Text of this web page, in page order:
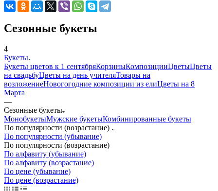
Сезонные букеты
4
Букеты
Букеты цветов к 1 сентябряКорзиныКомпозицииЦветыЦветы
на свадьбуЦветы на день учителяТовары на
возложениеНовогогодние композиции из елиЦветы на 8
Марта
—
Сезонные букеты
МонобукетыМужские букетыКомбинированные букеты
По популярности (возрастание)
По популярности (убывание)
По популярности (возрастание)
По алфавиту (убывание)
По алфавиту (возрастание)
По цене (убывание)
По цене (возрастание)